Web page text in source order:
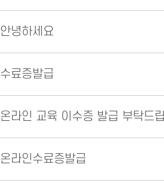
안녕하세요
수료증발급
온라인 교육 이수증 발급 부탁드
온라인수료증발급